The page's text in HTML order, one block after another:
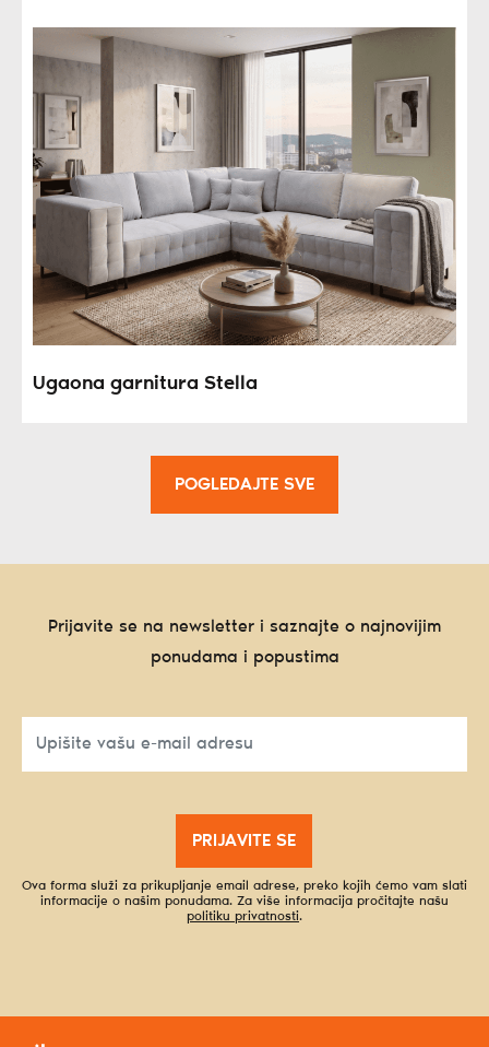
Ugaona garnitura Stella
POGLEDAJTE SVE
Prijavite se na newsletter i saznajte o najnovijim
ponudama i popustima
PRIJAVITE SE
Ova forma služi za prikupljanje email adrese, preko kojih ćemo vam slati
informacije o našim ponudama. Za više informacija pročitajte našu
politiku privatnosti.